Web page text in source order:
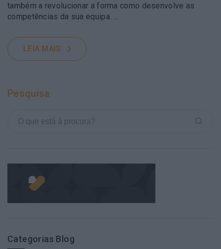
também a revolucionar a forma como desenvolve as
competências da sua equipa. …
LEIA MAIS
Pesquisa
Categorias Blog